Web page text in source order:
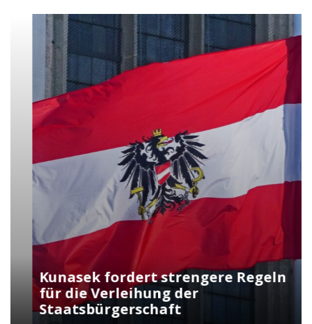
Kunasek fordert strengere Regeln
für die Verleihung der
Staatsbürgerschaft